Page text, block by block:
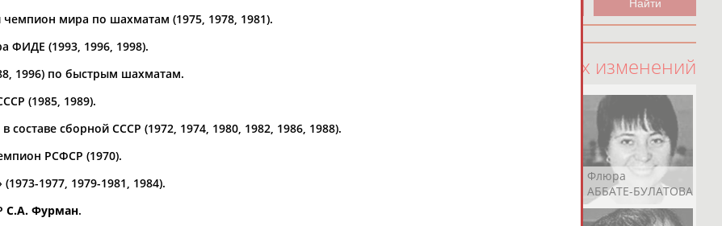
100 последних изменений
АБАЛАКИНА
АБАРЕНОВ
Флюра
АББАТЕ-БУЛАТОВА
мира по шахматам (1975, 1978, 1981).
ФИДЕ (1993, 1996, 1998).
1996) по быстрым шахматам.
(1985, 1989).
сборной СССР (1972, 1974, 1980, 1982, 1986, 1988).
РСФСР (1970).
1977, 1979-1981, 1984).
С.А. Фурман.